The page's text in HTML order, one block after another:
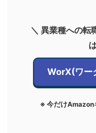
＼ 異業種への転
WorX(ワー
※ 今だけAmazon